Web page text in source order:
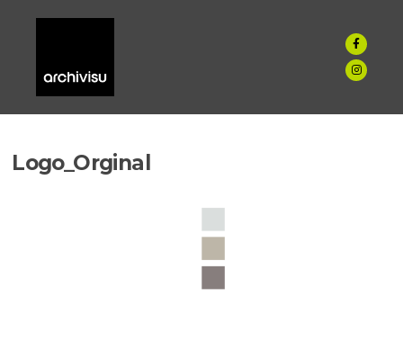
Logo_Orginal